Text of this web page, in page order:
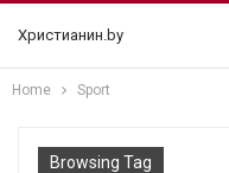
Христианин.by
Home Sport
Browsing Tag